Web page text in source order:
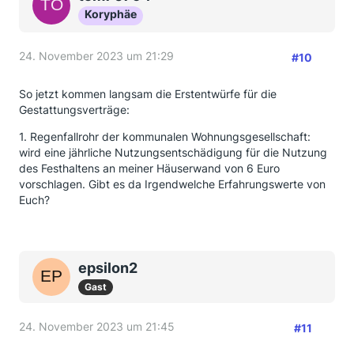
Koryphäe
24. November 2023 um 21:29 #10
So jetzt kommen langsam die Erstentwürfe für die
Gestattungsverträge:
1. Regenfallrohr der kommunalen Wohnungsgesellschaft:
wird eine jährliche Nutzungsentschädigung für die Nutzung
des Festhaltens an meiner Häuserwand von 6 Euro
vorschlagen. Gibt es da Irgendwelche Erfahrungswerte von
Euch?
epsilon2
Gast
24. November 2023 um 21:45 #11